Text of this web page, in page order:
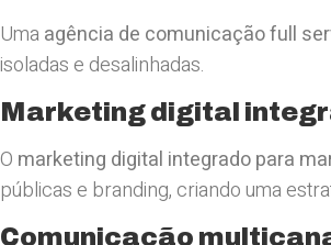
Umaagência de comunicação full
isoladas e desalinhadas.
Marketing digital
O marketing digital integrado para
públicas e branding, criando uma
Comunicação